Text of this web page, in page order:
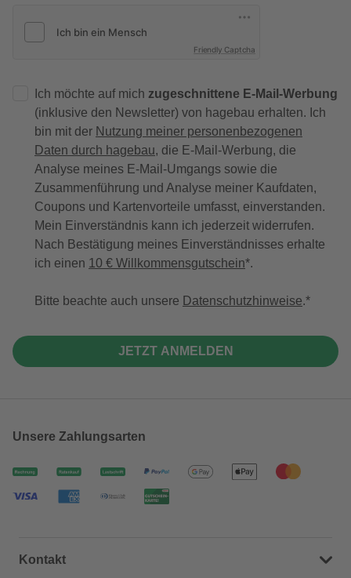
Friendly Captcha
Ich möchte auf mich zugeschnittene E-Mail-Werbung
(inklusive den Newsletter) von hagebau erhalten. Ich
bin mit der Nutzung meiner personenbezogenen
Daten durch hagebau, die E-Mail-Werbung, die
Analyse meines E-Mail-Umgangs sowie die
Zusammenführung und Analyse meiner Kaufdaten,
Coupons und Kartenvorteile umfasst, einverstanden.
Mein Einverständnis kann ich jederzeit widerrufen.
Nach Bestätigung meines Einverständnisses erhalte
ich einen 10 € Willkommensgutschein*.
Bitte beachte auch unsere Datenschutzhinweise.
JETZT ANMELDEN
Unsere Zahlungsarten
Kontakt